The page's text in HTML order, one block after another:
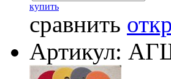
купить
сравнить
Артикул: